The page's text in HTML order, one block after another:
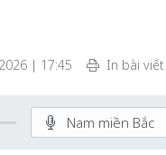
| 17:45 In bài viết
Nam miền Bắc